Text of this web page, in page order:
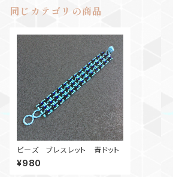
同じカテゴリの商品
ビーズ ブレスレット 青ドット
¥980